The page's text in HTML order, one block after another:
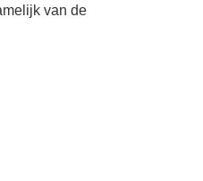
van de